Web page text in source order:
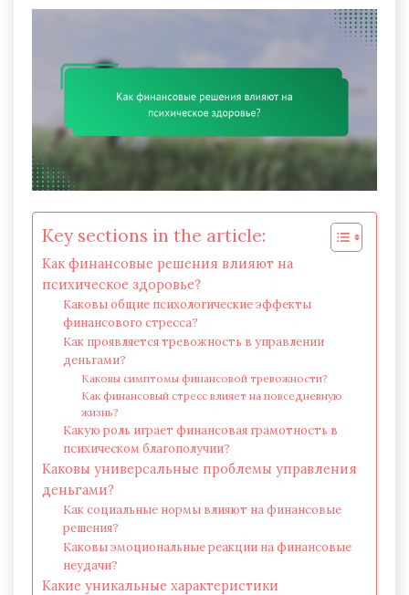
Key sections in the article:
Как финансовые решения влияют на
психическое здоровье?
Каковы общие психологические эффекты
финансового стресса?
Как проявляется тревожность в управлении
деньгами?
Каковы симптомы финансовой тревожности?
Как финансовый стресс влияет на повседневную
жизнь?
Какую роль играет финансовая грамотность в
психическом благополучии?
Каковы универсальные проблемы управления
деньгами?
Как социальные нормы влияют на финансовые
решения?
Каковы эмоциональные реакции на финансовые
неудачи?
Какие уникальные характеристики